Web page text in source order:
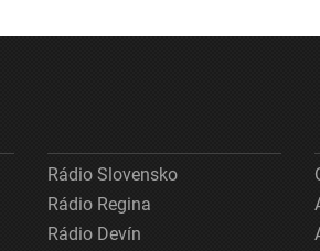
Rádio Slovensko
Rádio Regina
Rádio Devín